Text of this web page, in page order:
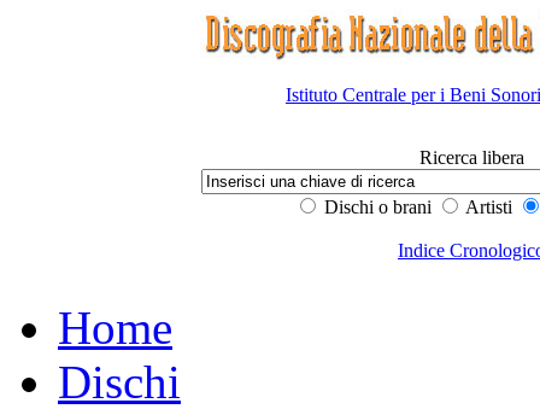
Istituto Centrale per i Beni
Ricerca libera
Dischi o brani Artisti
Indice
Home
Dischi